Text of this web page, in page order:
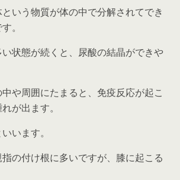
いう物質が体の中で分解されてでき
。
状態が続くと、尿酸の結晶ができや
や周囲にたまると、免疫反応が起こ
が出ます。
います。
の付け根に多いですが、膝に起こる